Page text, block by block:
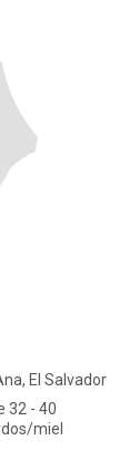
El Salvador
32 - 40
miel